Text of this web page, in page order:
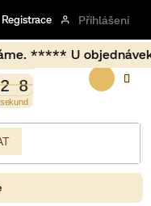
Registrace Přihlášení
2
3
2 7
8
7
9
8